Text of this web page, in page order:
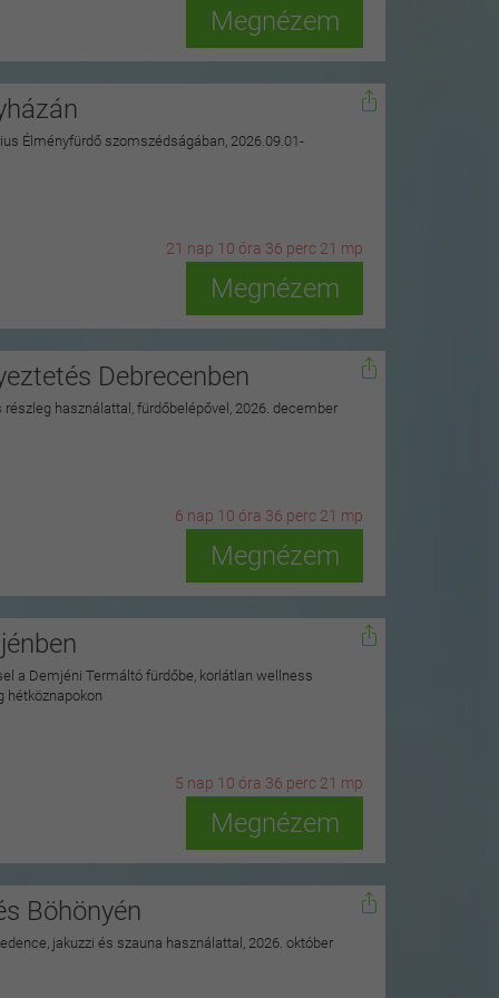
Megnézem
Élményfürdő szomszédságában, 2026.09.01-
21 nap 10 óra 36 perc 19 mp
Megnézem
Debrecenben
használattal, fürdőbelépővel, 2026. december
6 nap 10 óra 36 perc 19 mp
Megnézem
a Demjéni Termáltó fürdőbe, korlátlan wellness
hétköznapokon
5 nap 10 óra 36 perc 19 mp
Megnézem
Böhönyén
jakuzzi és szauna használattal, 2026. október